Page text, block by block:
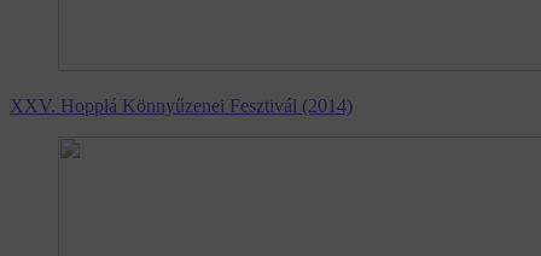
XXV. Hopplá Könnyűzenei Fesztivál (2014)